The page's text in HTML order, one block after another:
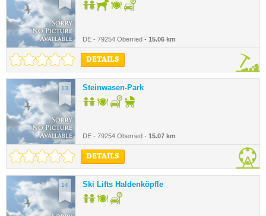
DE - 79254 Oberried - 15.06 km
DETAILS
13. Steinwasen-Park
DE - 79254 Oberried - 15.07 km
DETAILS
14. Ski Lifts Haldenköpfle